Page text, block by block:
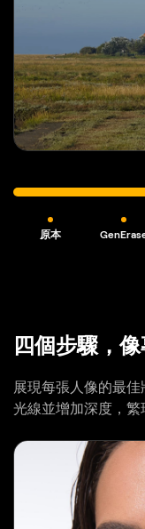
原本
四個步驟，
展現每張人像的最
光線並增加深度，繁